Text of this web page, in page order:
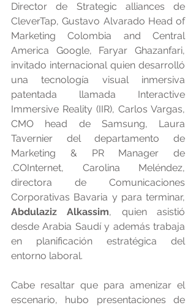
Director de Strategic alliances de
CleverTap, Gustavo Alvarado Head of
Marketing Colombia and Central
America Google, Faryar Ghazanfari,
invitado internacional quien desarrolló
una tecnología visual inmersiva
patentada llamada Interactive
Immersive Reality (IIR), Carlos Vargas,
CMO head de Samsung, Laura
Tavernier del departamento de
Marketing & PR Manager de
.COInternet, Carolina Meléndez,
directora de Comunicaciones
Abdulaziz Alkassim, quien asistió
desde Arabia Saudí y además trabaja
en planificación estratégica del
entorno laboral.
Cabe resaltar que para amenizar el
escenario, hubo presentaciones de